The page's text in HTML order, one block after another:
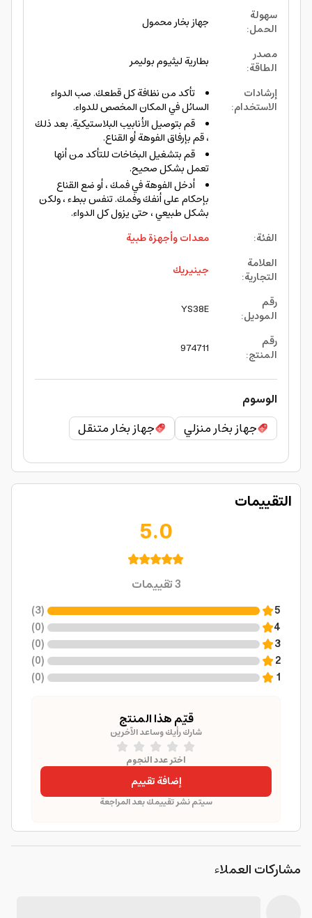
سهولة
الحمل:
جهاز بخار محمول
مصدر
الطاقة:
بطارية ليثيوم بوليمر
إرشادات
الاستخدام:
تأكد من نظافة كل قطعك. صب الدواء
السائل في المكان المخصص للدواء.
قم بتوصيل الأنابيب البلاستيكية. بعد ذلك
، قم بإرفاق الفوهة أو القناع.
قم بتشغيل البخاخات للتأكد من أنها
تعمل بشكل صحيح.
أدخل الفوهة في فمك ، أو ضع القناع
بإحكام على أنفك وفمك. تنفس ببطء ، ولكن
بشكل طبيعي ، حتى يزول كل الدواء.
الفئة:
معدات وأجهزة طبية
العلامة
التجارية:
جينيريك
رقم
الموديل:
YS38E
رقم
المنتج:
974711
الوسوم
جهاز بخار منزلي
جهاز بخار متنقل
التقييمات
5.0
3تقييمات
5
(
3
)
4
(
0
)
3
(
0
)
2
(
0
)
1
(
0
)
قيّم هذا المنتج
شارك رأيك وساعد الآخرين
اختر عدد النجوم
إضافة تقييم
سيتم نشر تقييمك بعد المراجعة
مشاركات العملاء